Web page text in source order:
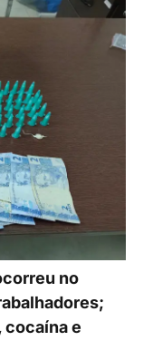
no
cocaína e